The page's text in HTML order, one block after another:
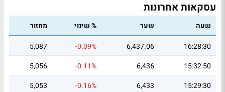
עסקאות אחרונות
שעה שער % שינוי
מחזור
16:28:30
6,437.06
-0.09%
5,087
15:32:50
6,436
-0.11%
5,056
15:29:30
6,433
-0.16%
5,053